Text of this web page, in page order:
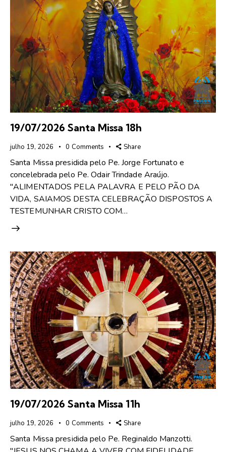
19/07/2026 Santa Missa 18h
julho 19, 2026 0 Comments Share
Santa Missa presidida pelo Pe. Jorge Fortunato e
concelebrada pelo Pe. Odair Trindade Araújo.
"ALIMENTADOS PELA PALAVRA E PELO PÃO DA
VIDA, SAIAMOS DESTA CELEBRAÇÃO DISPOSTOS A
TESTEMUNHAR CRISTO COM…
19/07/2026 Santa Missa 11h
julho 19, 2026 0 Comments Share
Santa Missa presidida pelo Pe. Reginaldo Manzotti.